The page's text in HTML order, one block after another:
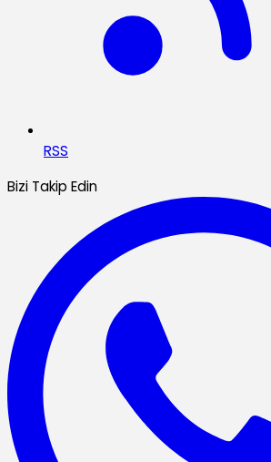
RSS
Bizi Takip Edin